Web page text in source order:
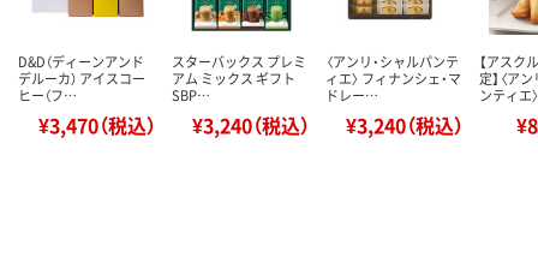
D&D（ディーンアンド
デルーカ） アイスコー
ヒー（フ…
¥3,470（税込）
スターバックス プレミ
アム ミックス ギフト
SBP…
¥3,240（税込）
〈アンリ・シャルパンテ
ィエ〉 フィナンシェ・マ
ドレー…
¥3,240（税込）
【アスク
定】〈ア
ンティエ